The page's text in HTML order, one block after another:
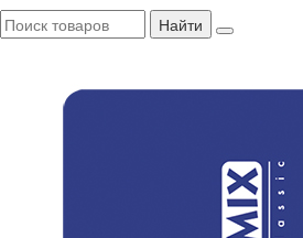
Найти